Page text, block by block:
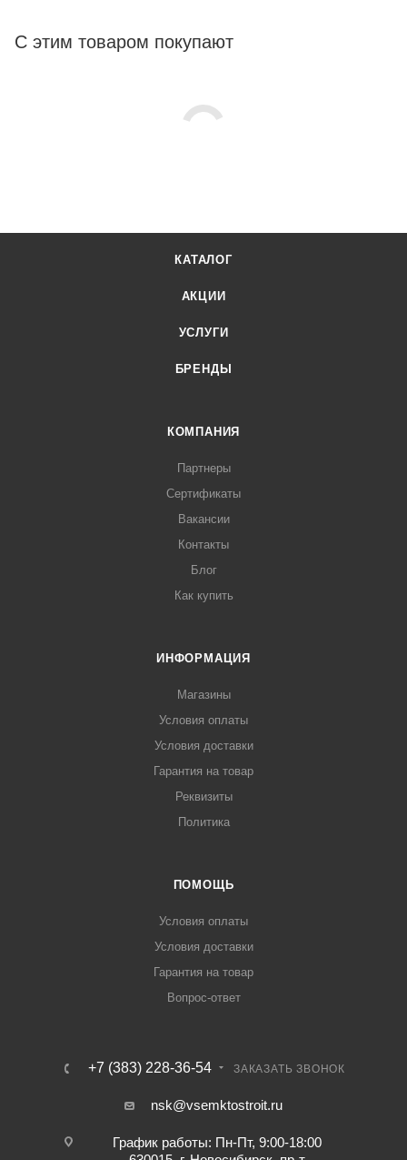
С этим товаром покупают
КАТАЛОГ
АКЦИИ
УСЛУГИ
БРЕНДЫ
КОМПАНИЯ
Партнеры
Сертификаты
Вакансии
Контакты
Блог
Как купить
ИНФОРМАЦИЯ
Магазины
Условия оплаты
Условия доставки
Гарантия на товар
Реквизиты
Политика
ПОМОЩЬ
Условия оплаты
Условия доставки
Гарантия на товар
Вопрос-ответ
+7 (383) 228-36-54 ЗАКАЗАТЬ ЗВОНОК
nsk@vsemktostroit.ru
График работы: Пн-Пт, 9:00-18:00